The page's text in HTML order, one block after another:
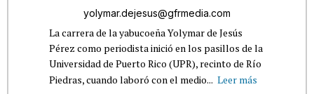
yolymar.dejesus@gfrmedia.com
La carrera de la yabucoeña Yolymar de Jesús
Pérez como periodista inició en los pasillos de la
Universidad de Puerto Rico (UPR), recinto de Río
Piedras, cuando laboró con el medio... Leer más